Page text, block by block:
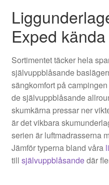
Exped kända
Sortimentet täcker hela
självuppblåsande
sängkomfort på
de självuppblåsande
skumkärna pressar ner
är det vikbara
serien är luftmadrasserna
Jämför typerna bland våra
till självuppblåsandedär